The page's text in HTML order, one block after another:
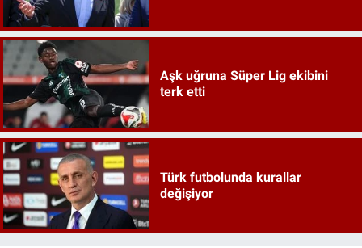
Aşk uğruna Süper Lig ekibini
terk etti
Türk futbolunda kurallar
değişiyor